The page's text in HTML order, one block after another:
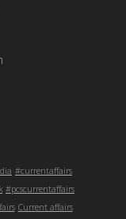
#currentaffairs
#pcscurrentaffairs
Current affairs